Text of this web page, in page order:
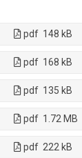
pdf 148 kB
pdf 168 kB
pdf 135 kB
pdf 1.72 MB
pdf 222 kB